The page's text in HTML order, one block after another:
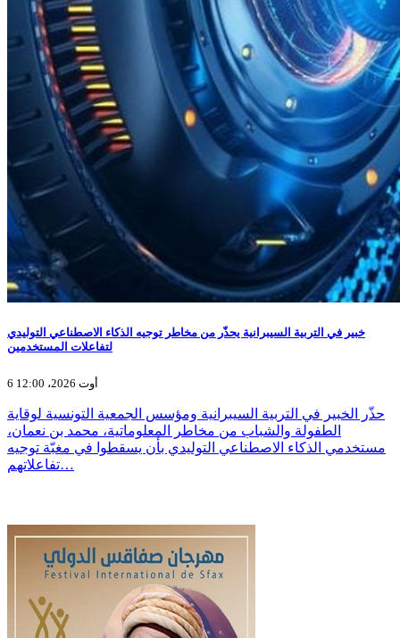
خبير في التربية السيبرانية يحذّر من مخاطر توجيه الذكاء الاصطناعي التوليدي
لتفاعلات المستخدمين
6 أوت 2026، 12:00
حذّر الخبير في التربية السيبرانية ومؤسس الجمعية التونسية لوقاية
الطفولة والشباب من مخاطر المعلوماتية، محمد بن نعمان،
مستخدمي الذكاء الاصطناعي التوليدي بأن يسقطوا في مغبّة توجيه
تفاعلاتهم…